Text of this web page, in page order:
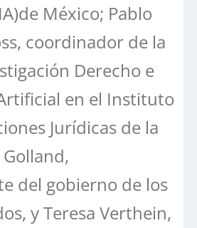
México; Pablo
coordinador de la
Derecho e
en el Instituto
Jurídicas de la
Golland,
del gobierno de los
y Teresa Verthein,